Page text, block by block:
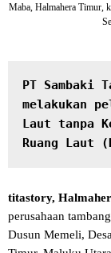
Maba, Halmahera Timur,
PT Sambaki
melakukan
Laut tanpa
Ruang Laut
titastory,
perusahaan
Dusun Memeli,